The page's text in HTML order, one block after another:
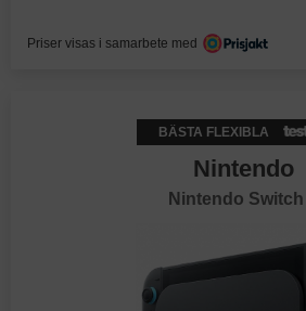
Priser visas i samarbete med
BÄSTA FLEXIBLA
Nintendo
Nintendo Switch